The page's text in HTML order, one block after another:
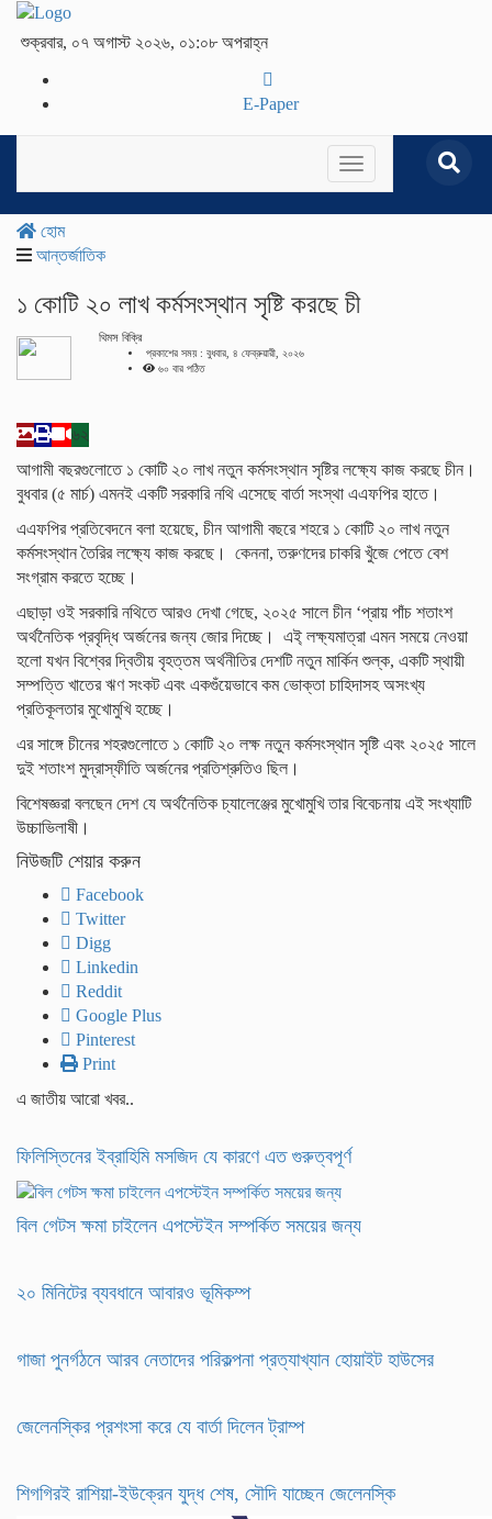
শুক্রবার, ০৭ অগাস্ট ২০২৬, ০১:০৮ অপরাহ্ন
E-Paper
Toggle
navigation
হোম
আন্তর্জাতিক
১ কোটি ২০ লাখ কর্মসংস্থান সৃষ্টি করছে চী
থিমস বিক্রি
প্রকাশের সময় : বুধবার, ৪ ফেব্রুয়ারী, ২০২৬
৬০ বার পঠিত
৬২
আগামী বছরগুলোতে ১ কোটি ২০ লাখ নতুন কর্মসংস্থান সৃষ্টির লক্ষ্যে কাজ করছে চীন।
বুধবার (৫ মার্চ) এমনই একটি সরকারি নথি এসেছে বার্তা সংস্থা এএফপির হাতে।
এএফপির প্রতিবেদনে বলা হয়েছে, চীন আগামী বছরে শহরে ১ কোটি ২০ লাখ নতুন
কর্মসংস্থান তৈরির লক্ষ্যে কাজ করছে। কেননা, তরুণদের চাকরি খুঁজে পেতে বেশ
সংগ্রাম করতে হচ্ছে।
এছাড়া ওই সরকারি নথিতে আরও দেখা গেছে, ২০২৫ সালে চীন ‘প্রায় পাঁচ শতাংশ
অর্থনৈতিক প্রবৃদ্ধি অর্জনের জন্য জোর দিচ্ছে। এই্ লক্ষ্যমাত্রা এমন সময়ে নেওয়া
হলো যখন বিশ্বের দ্বিতীয় বৃহত্তম অর্থনীতির দেশটি নতুন মার্কিন শুল্ক, একটি স্থায়ী
সম্পত্তি খাতের ঋণ সংকট এবং একগুঁয়েভাবে কম ভোক্তা চাহিদাসহ অসংখ্য
প্রতিকূলতার মুখোমুখি হচ্ছে।
এর সাঙ্গে চীনের শহরগুলোতে ১ কোটি ২০ লক্ষ নতুন কর্মসংস্থান সৃষ্টি এবং ২০২৫ সালে
দুই শতাংশ মুদ্রাস্ফীতি অর্জনের প্রতিশ্রুতিও ছিল।
বিশেষজ্ঞরা বলছেন দেশ যে অর্থনৈতিক চ্যালেঞ্জের মুখোমুখি তার বিবেচনায় এই সংখ্যাটি
উচ্চাভিলাষী।
নিউজটি শেয়ার করুন
Facebook
Twitter
Digg
Linkedin
Reddit
Google Plus
Pinterest
Print
এ জাতীয় আরো খবর..
ফিলিস্তিনের ইব্রাহিমি মসজিদ যে কারণে এত গুরুত্বপূর্ণ
বিল গেটস ক্ষমা চাইলেন এপস্টেইন সম্পর্কিত সময়ের জন্য
২০ মিনিটের ব্যবধানে আবারও ভূমিকম্প
গাজা পুনর্গঠনে আরব নেতাদের পরিকল্পনা প্রত্যাখ্যান হোয়াইট হাউসের
জেলেনস্কির প্রশংসা করে যে বার্তা দিলেন ট্রাম্প
শিগগিরই রাশিয়া-ইউক্রেন যুদ্ধ শেষ, সৌদি যাচ্ছেন জেলেনস্কি